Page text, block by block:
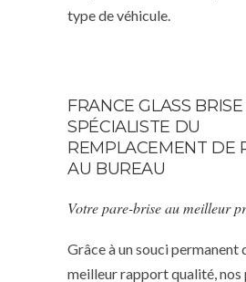
type de véhicule.
FRANCE GLASS
SPÉCIALISTE DU
REMPLACEMENT DE
AU BUREAU
Votre pare-brise au meilleur
Grâce à un souci permanent
meilleur rapport qualité, nos